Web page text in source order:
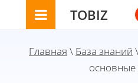
TOBIZ
Главная \ База знаний
основные